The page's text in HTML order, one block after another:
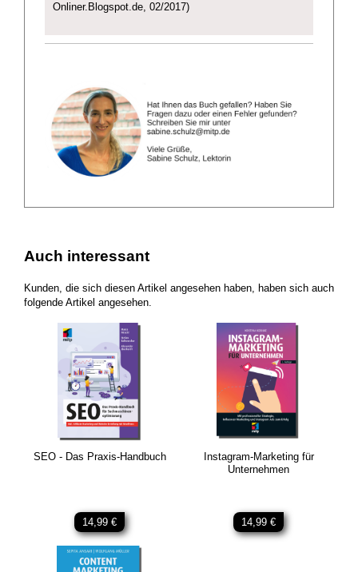
Onliner.Blogspot.de, 02/2017)
Auch interessant
Kunden, die sich diesen Artikel angesehen haben, haben sich auch
folgende Artikel angesehen.
SEO - Das Praxis-Handbuch
14,99 €
Instagram-Marketing für
Unternehmen
14,99 €